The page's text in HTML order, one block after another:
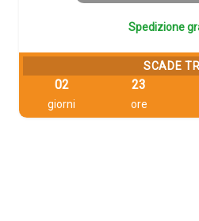
Spedizione
SCADE
02
giorni
23
ore